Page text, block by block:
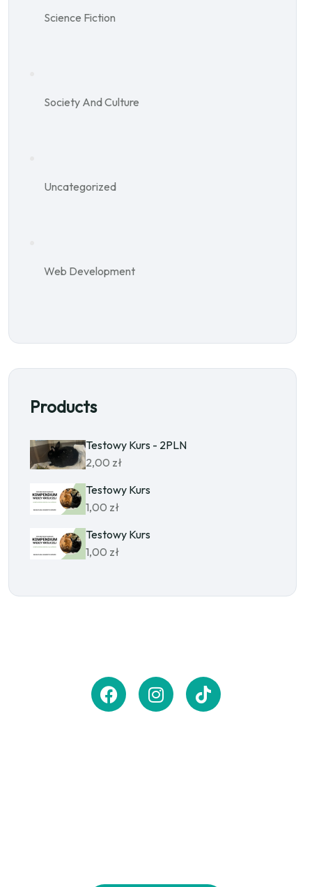
Science Fiction
Society And Culture
Uncategorized
Web Development
Products
Testowy Kurs - 2PLN
2,00 zł
Testowy Kurs
1,00 zł
Testowy Kurs
1,00 zł